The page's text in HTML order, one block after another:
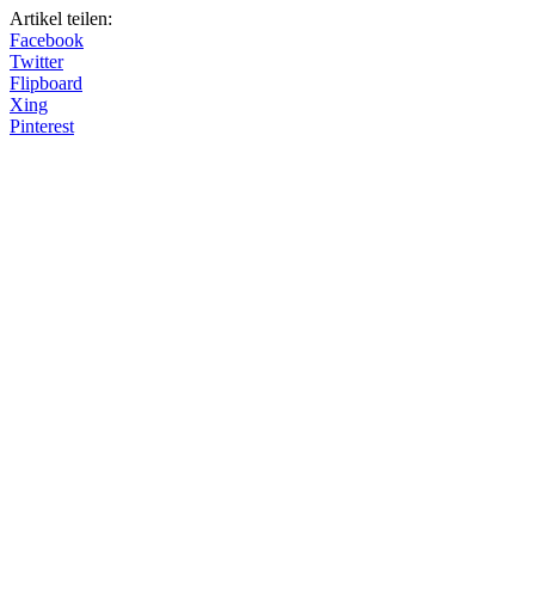
Artikel teilen:
Facebook
Twitter
Flipboard
Xing
Pinterest